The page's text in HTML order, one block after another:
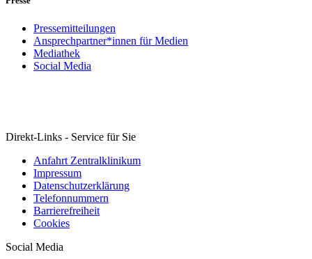
Pressemitteilungen
Ansprechpartner*innen für Medien
Mediathek
Social Media
Direkt-Links - Service für Sie
Anfahrt Zentralklinikum
Impressum
Datenschutzerklärung
Telefonnummern
Barrierefreiheit
Cookies
Social Media